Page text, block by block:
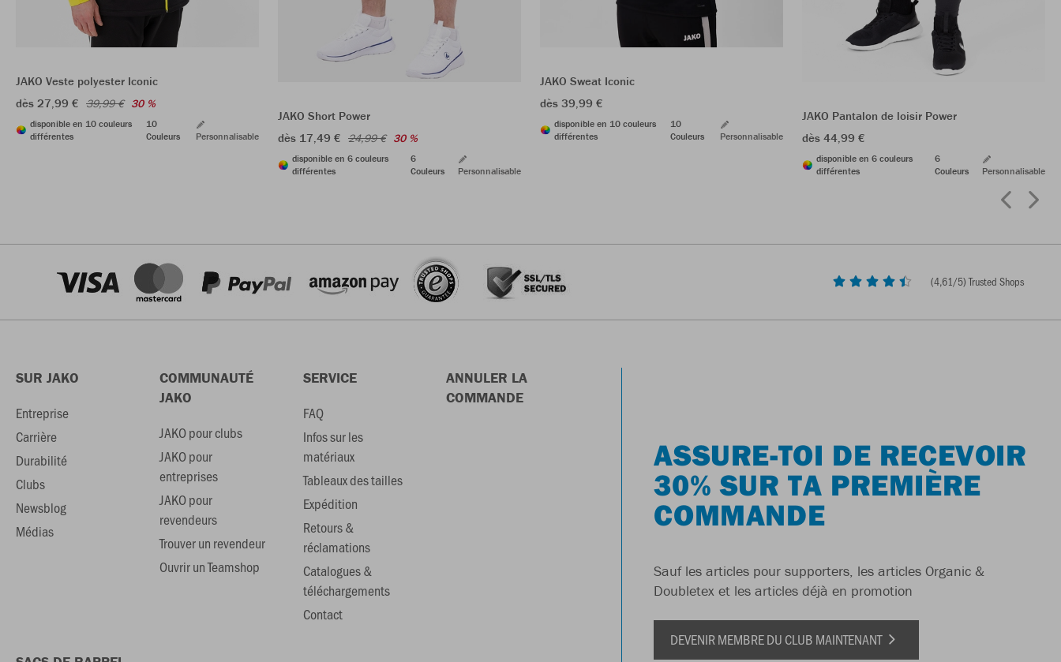
JAKO Veste polyester Iconic
dès 27,99 € 39,99 € 30 %
disponible en 10 couleurs
différentes
10
Couleurs
Personnalisable
JAKO Short Power
dès 17,49 € 24,99 € 30 %
disponible en 6 couleurs
différentes
6
Couleurs
Personnalisable
JAKO Sweat Iconic
dès 39,99 €
disponible en 10 couleurs
différentes
10
Couleurs
Personnalisable
JAKO Pantalon de loisir Power
dès 44,99 €
disponible en 6 couleurs
différentes
6
Couleurs
Personnalisable
(4,61/5) Trusted Shops
SUR JAKO
Entreprise
Carrière
Durabilité
Clubs
Newsblog
Médias
COMMUNAUTÉ
JAKO
JAKO pour clubs
JAKO pour
entreprises
JAKO pour
revendeurs
Trouver un revendeur
Ouvrir un Teamshop
SERVICE
FAQ
Infos sur les
matériaux
Tableaux des tailles
Expédition
Retours &
réclamations
Catalogues &
téléchargements
Contact
ANNULER LA
COMMANDE
ASSURE-TOI DE RECEVOIR
30% SUR TA PREMIÈRE
COMMANDE
Sauf les articles pour supporters, les articles Organic &
Doubletex et les articles déjà en promotion
DEVENIR MEMBRE DU CLUB MAINTENANT